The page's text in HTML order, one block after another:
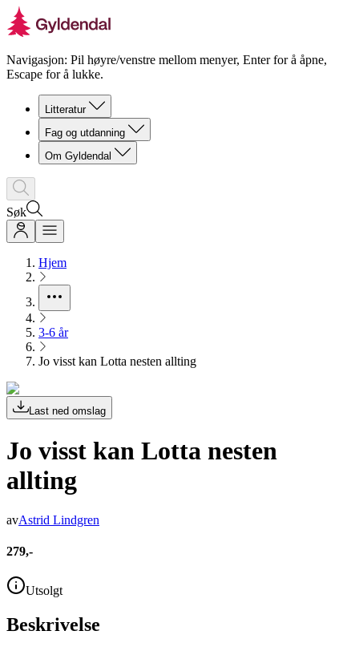
Navigasjon: Pil høyre/venstre mellom menyer, Enter for å åpne,
Escape for å lukke.
Litteratur
Fag og utdanning
Om Gyldendal
Søk
Hjem
3-6 år
Jo visst kan Lotta nesten allting
Last ned omslag
Jo visst kan Lotta nesten
allting
avAstrid Lindgren
279,-
Utsolgt
Beskrivelse